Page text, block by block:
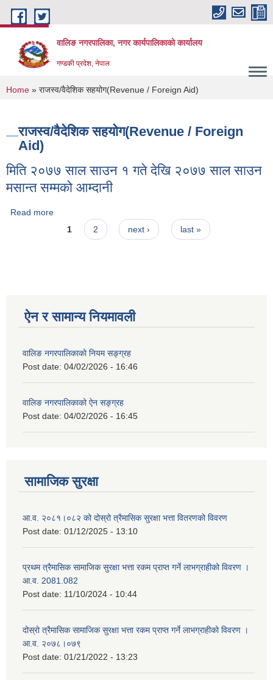
Skip to main content
वालिङ नगरपालिका, नगर कार्यपालिकाको कार्यालय
गण्डकी प्रदेश, नेपाल
You are here
Home » राजस्व/वैदेशिक सहयोग(Revenue / Foreign Aid)
राजस्व/वैदेशिक सहयोग(Revenue / Foreign
Aid)
मिति २०७७ साल साउन १ गते देखि २०७७ साल साउन
मसान्त सम्मको आम्दानी
Read more
सम्मको आम्दानी
1 2 next › last »
ऐन र सामान्य नियमावली
वालिङ नगरपालिकाको नियम सङ्ग्रह
Post date: 04/02/2026 - 16:46
वालिङ नगरपालिकाको ऐन सङ्ग्रह
Post date: 04/02/2026 - 16:45
सामाजिक सुरक्षा
आ.व. २०८१।०८२ को दोस्रो त्रैमासिक सुरक्षा भत्ता वितरणको विवरण
Post date: 01/12/2025 - 13:10
प्रथम त्रैमासिक सामाजिक सुरक्षा भत्ता रकम प्राप्त गर्ने लाभग्राहीको विवरण ।
आ.व. 2081.082
Post date: 11/10/2024 - 10:44
दोस्रो त्रैमासिक सामाजिक सुरक्षा भत्ता रकम प्राप्त गर्ने लाभग्राहीको विवरण ।
आ.व. २०७८।०७९
Post date: 01/21/2022 - 13:23